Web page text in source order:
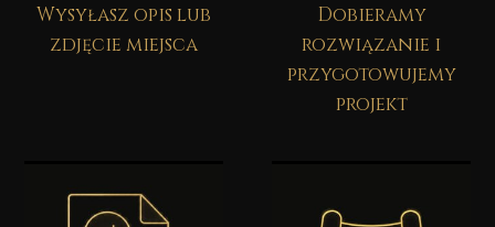
Wysyłasz opis lub
zdjęcie miejsca
Dobieramy
rozwiązanie i
przygotowujemy
projekt